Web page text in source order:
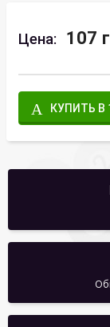
Цена: 107
КУПИТЬ В